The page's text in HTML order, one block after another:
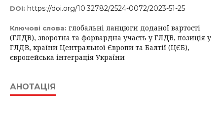
DOI: https://doi.org/10.32782/2524-0072/2023-51-25
Ключові слова: глобальні ланцюги доданої вартості
(ГЛДВ), зворотна та форвардна участь у ГЛДВ, позиція у
ГЛДВ, країни Центральної Європи та Балтії (ЦЄБ),
європейська інтеграція України
АНОТАЦІЯ